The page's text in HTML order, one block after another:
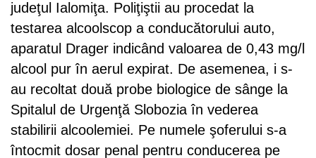
judeţul Ialomiţa. Poliţiştii au procedat la
testarea alcoolscop a conducătorului auto,
aparatul Drager indicând valoarea de 0,43 mg/l
alcool pur în aerul expirat. De asemenea, i s-
au recoltat două probe biologice de sânge la
Spitalul de Urgenţă Slobozia în vederea
stabilirii alcoolemiei. Pe numele şoferului s-a
întocmit dosar penal pentru conducerea pe